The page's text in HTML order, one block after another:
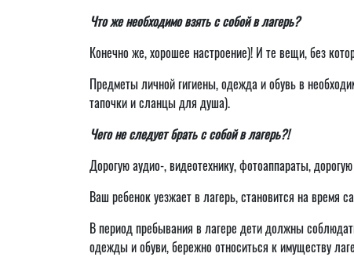
Что же необходимо взять с собой в лагерь?
Конечно же, хорошее настроение)! И те вещи, без
Предметы личной гигиены, одежда и обувь в
тапочки и сланцы для душа).
Чего не следует брать с собой в лагерь?!
Дорогую аудио-, видеотехнику, фотоаппараты,
Ваш ребенок уезжает в лагерь, становится на время
В период пребывания в лагере дети должны
одежды и обуви, бережно относиться к имуществу